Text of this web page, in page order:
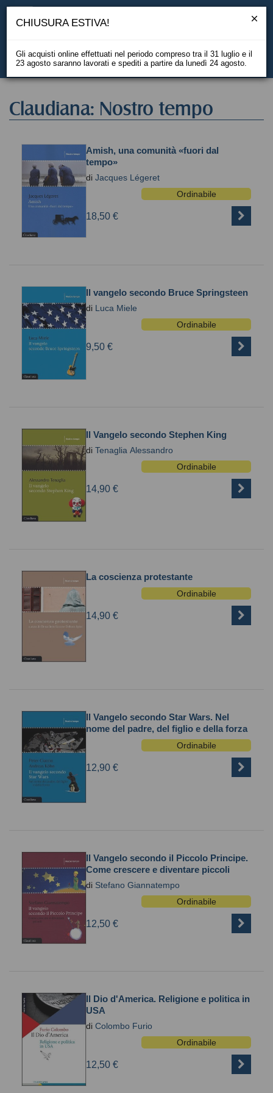
EN
Claudiana: Nostro tempo
Amish, una comunità «fuori dal
tempo»
di Jacques Légeret
Ordinabile
18,50 €
Il vangelo secondo Bruce Springsteen
di Luca Miele
Ordinabile
9,50 €
Il Vangelo secondo Stephen King
di Tenaglia Alessandro
Ordinabile
14,90 €
La coscienza protestante
Ordinabile
14,90 €
Il Vangelo secondo Star Wars. Nel
nome del padre, del figlio e della forza
Ordinabile
12,90 €
Il Vangelo secondo il Piccolo Principe.
Come crescere e diventare piccoli
di Stefano Giannatempo
Ordinabile
12,50 €
Il Dio d'America. Religione e politica in
USA
di Colombo Furio
Ordinabile
12,50 €
CHIUSURA ESTIVA!
Gli acquisti online effettuati nel periodo compreso tra il 31 luglio e il
23 agosto saranno lavorati e spediti a partire da lunedì 24 agosto.